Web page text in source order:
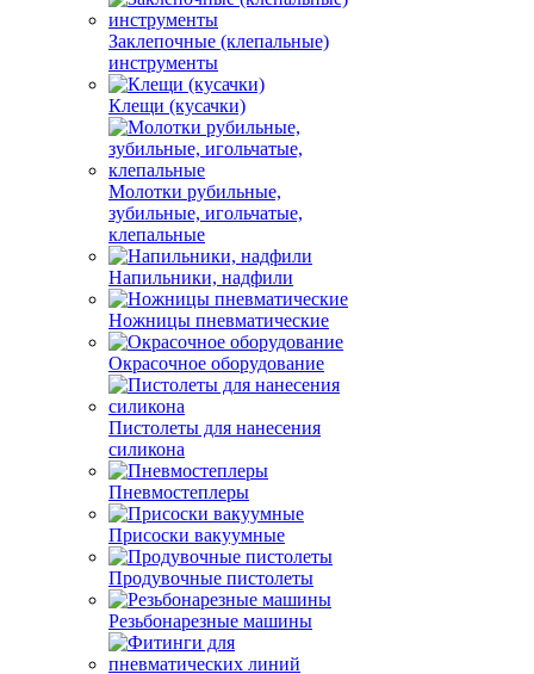
Заклепочные (клепальные)
инструменты
Клещи (кусачки)
Молотки рубильные,
зубильные, игольчатые,
клепальные
Напильники, надфили
Ножницы пневматические
Окрасочное оборудование
Пистолеты для нанесения
силикона
Пневмостеплеры
Присоски вакуумные
Продувочные пистолеты
Резьбонарезные машины